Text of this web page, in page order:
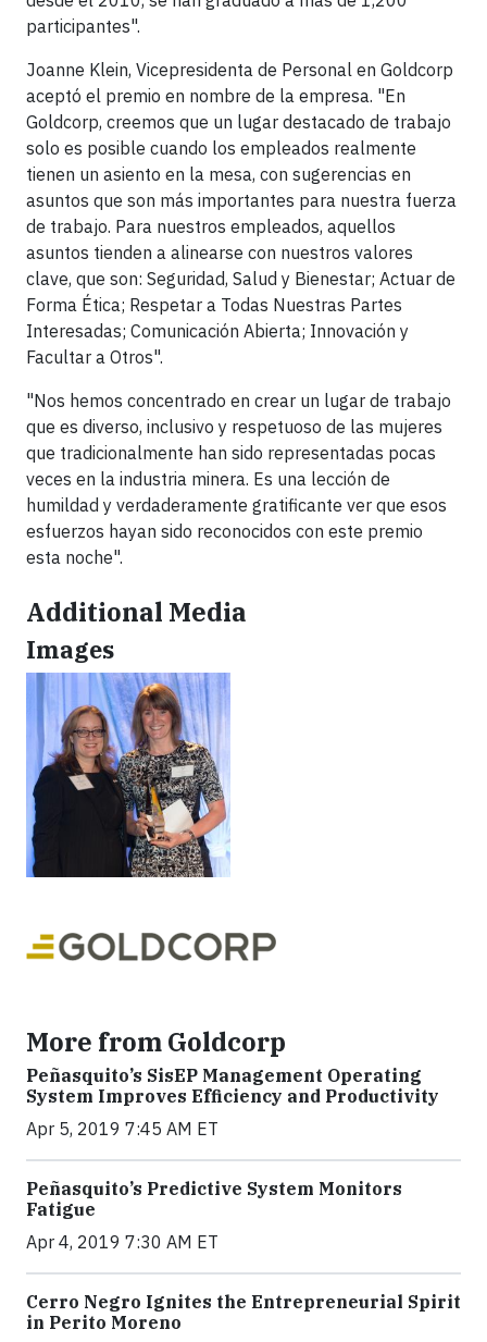
participantes".
Joanne Klein, Vicepresidenta de Personal en Goldcorp
aceptó el premio en nombre de la empresa. "En
Goldcorp, creemos que un lugar destacado de trabajo
solo es posible cuando los empleados realmente
tienen un asiento en la mesa, con sugerencias en
asuntos que son más importantes para nuestra fuerza
de trabajo. Para nuestros empleados, aquellos
asuntos tienden a alinearse con nuestros valores
clave, que son: Seguridad, Salud y Bienestar; Actuar de
Forma Ética; Respetar a Todas Nuestras Partes
Interesadas; Comunicación Abierta; Innovación y
Facultar a Otros".
"Nos hemos concentrado en crear un lugar de trabajo
que es diverso, inclusivo y respetuoso de las mujeres
que tradicionalmente han sido representadas pocas
veces en la industria minera. Es una lección de
humildad y verdaderamente gratificante ver que esos
esfuerzos hayan sido reconocidos con este premio
esta noche".
Additional Media
Images
More from Goldcorp
Peñasquito’s SisEP Management Operating
System Improves Efficiency and Productivity
Apr 5, 2019 7:45 AM ET
Peñasquito’s Predictive System Monitors
Fatigue
Apr 4, 2019 7:30 AM ET
Cerro Negro Ignites the Entrepreneurial Spirit
in Perito Moreno